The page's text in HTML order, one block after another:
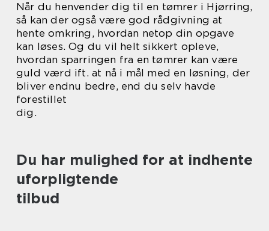
Når du henvender dig til en tømrer i Hjørring,
så kan der også være god rådgivning at
hente omkring, hvordan netop din opgave
kan løses. Og du vil helt sikkert opleve,
hvordan sparringen fra en tømrer kan være
guld værd ift. at nå i mål med en løsning, der
bliver endnu bedre, end du selv havde
forestillet
dig.
Du har mulighed for at indhente
uforpligtende
tilbud